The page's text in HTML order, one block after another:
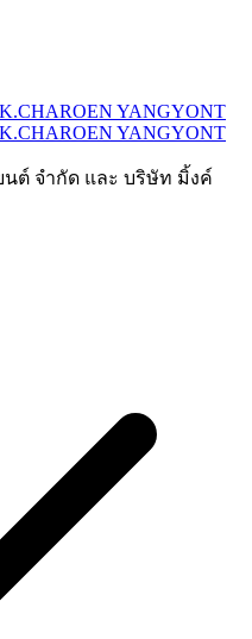
นต์ จำกัด และ บริษัท มิ้งค์